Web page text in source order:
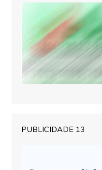
PUBLICIDADE 13